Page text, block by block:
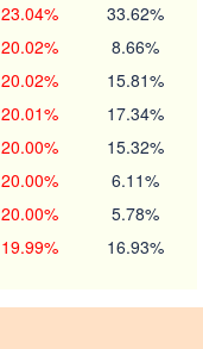
23.04% 33.62%
20.02% 8.66%
20.02% 15.81%
20.01% 17.34%
20.00% 15.32%
20.00% 6.11%
20.00% 5.78%
19.99% 16.93%